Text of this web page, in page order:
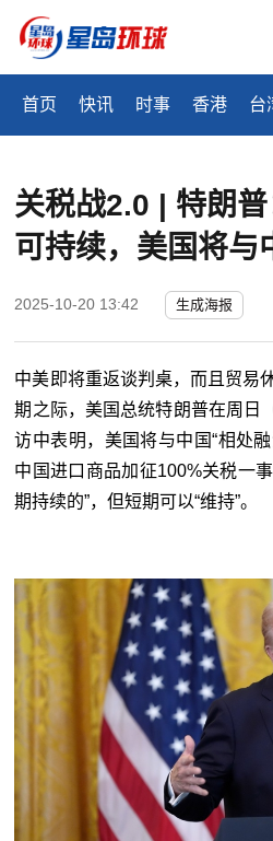
首页 快讯 时事 香港 台
关税战2.0 | 特朗
可持续，美国将与
2025-10-20 13:42 生成海报
中美即将重返谈判桌，而且贸易
期之际，美国总统特朗普在周日
访中表明，美国将与中国“相处
中国进口商品加征100%关税一
期持续的”，但短期可以“维持”。